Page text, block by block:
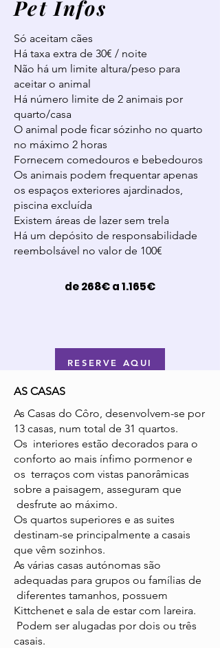
Pet Infos
Só aceitam cães
Há taxa extra de 30€ / noite
Não há um limite altura/peso para
aceitar o animal
Há número limite de 2 animais por
quarto/casa
O animal pode ficar sózinho no quarto
no máximo 2 horas
Fornecem comedouros e bebedouros
Os animais podem frequentar apenas
os espaços exteriores ajardinados,
piscina excluída
Existem áreas de lazer sem trela
Há um depósito de responsabilidade
reembolsável no valor de 100€
de 268€ a 1.165€
RESERVE AQUI
AS CASAS
As Casas do Côro, desenvolvem-se por
13 casas, num total de 31 quartos.
Os interiores estão decorados para o
conforto ao mais ínfimo pormenor e
os terraços com vistas panorâmicas
sobre a paisagem, asseguram que
desfrute ao máximo.
Os quartos superiores e as suites
destinam-se principalmente a casais
que vêm sozinhos.
As várias casas autónomas são
adequadas para grupos ou famílias de
diferentes tamanhos, possuem
Kittchenet e sala de estar com lareira.
Podem ser alugadas por dois ou três
casais.